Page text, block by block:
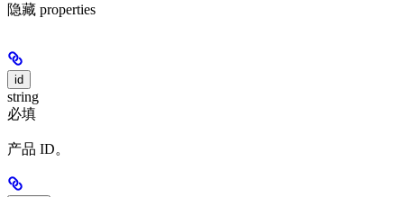
隐藏 properties
id
string
必填
产品 ID。